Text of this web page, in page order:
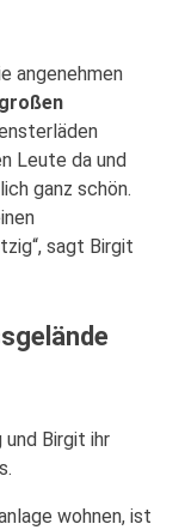
angenehmen
Leute da und
ganz schön.
sagt Birgit
und Birgit ihr
wohnen, ist